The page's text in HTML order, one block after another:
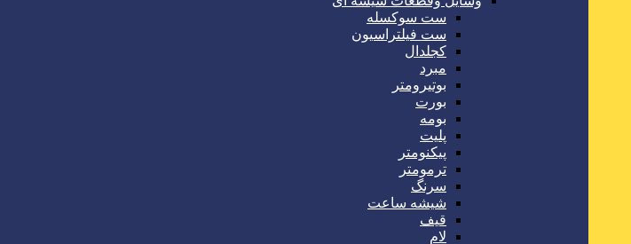
ست سوکسله
ست فیلتراسیون
کجلدال
مبرد
بوتیرومتر
بورت
بومه
پلیت
پیکنومتر
ترمومتر
سرنگ
شیشه ساعت
قیف
لام